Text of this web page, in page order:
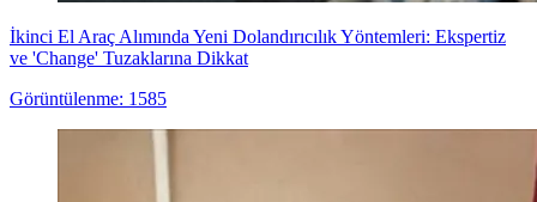
İkinci El Araç Alımında Yeni Dolandırıcılık Yöntemleri: Ekspertiz
ve 'Change' Tuzaklarına Dikkat
Görüntülenme: 1585